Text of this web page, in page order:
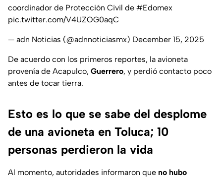
coordinador de Protección Civil de #Edomex
pic.twitter.com/V4UZOG0aqC
— adn Noticias (@adnnoticiasmx) December 15, 2025
De acuerdo con los primeros reportes, la avioneta
provenía de Acapulco, Guerrero, y perdió contacto poco
antes de tocar tierra.
Esto es lo que se sabe del desplome
de una avioneta en Toluca; 10
personas perdieron la vida
Al momento, autoridades informaron que no hubo